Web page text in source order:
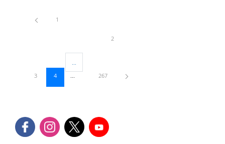
Pàgina
1
Pàgina
2
Pàgina
3 Pàgina
4
Pàgines intermèdies Utilitzeu TAB per navegar.
Pàgina
267